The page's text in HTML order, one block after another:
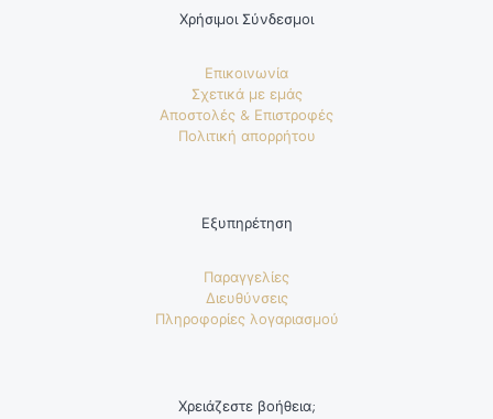
Χρήσιμοι Σύνδεσμοι
Επικοινωνία
Σχετικά με εμάς
Αποστολές & Επιστροφές
Πολιτική απορρήτου
Εξυπηρέτηση
Παραγγελίες
Διευθύνσεις
Πληροφορίες λογαριασμού
Χρειάζεστε βοήθεια;